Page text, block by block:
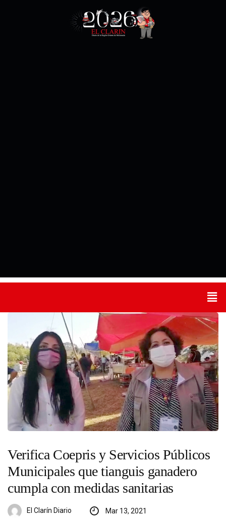
Verifica Coepris y Servicios Públicos
Municipales que tianguis ganadero
cumpla con medidas sanitarias
El Clarín Diario Mar 13, 2021